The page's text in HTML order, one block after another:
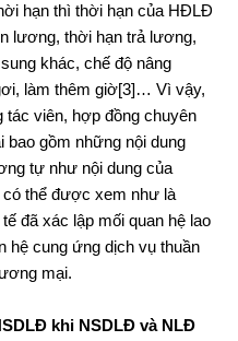
hạn thì thời hạn của HĐLĐ
lương, thời hạn trả lương,
khác, chế độ nâng
làm thêm giờ[3]… Vì vậy,
tác viên, hợp đồng chuyên
bao gồm những nội dung
tự như nội dung của
thể được xem như là
đã xác lập mối quan hệ lao
hệ cung ứng dịch vụ thuần
mại.
khi NSDLĐ và NLĐ